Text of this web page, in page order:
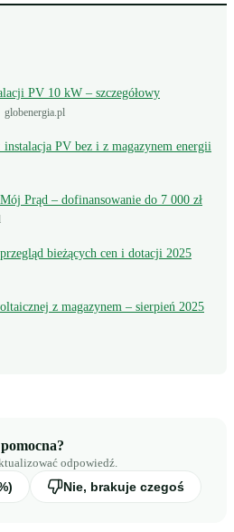
PV 10 kW – szczegółowy
globenergia.pl
PV bez i z magazynem energii
Prąd – dofinansowanie do 7 000 zł
bieżących cen i dotacji 2025
z magazynem – sierpień 2025
odpowiedź.
Nie, brakuje czegoś